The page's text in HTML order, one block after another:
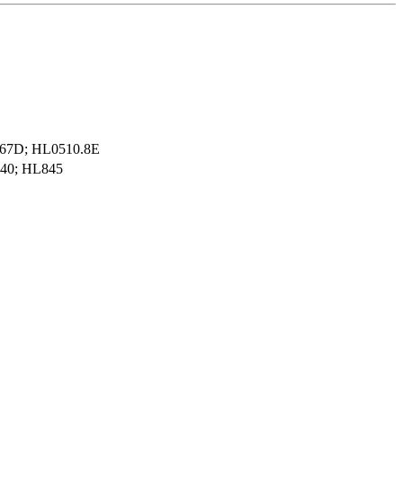
HL0510.8E
HL845